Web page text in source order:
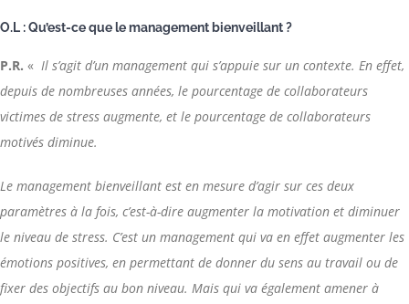
O.L : Qu’est-ce que le management bienveillant ?
P.R. « Il s’agit d’un management qui s’appuie sur un contexte. En effet,
depuis de nombreuses années, le pourcentage de collaborateurs
victimes de stress augmente, et le pourcentage de collaborateurs
motivés diminue.
Le management bienveillant est en mesure d’agir sur ces deux
paramètres à la fois, c’est-à-dire augmenter la motivation et diminuer
le niveau de stress. C’est un management qui va en effet augmenter les
émotions positives, en permettant de donner du sens au travail ou de
fixer des objectifs au bon niveau. Mais qui va également amener à